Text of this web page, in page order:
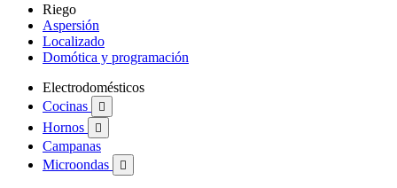
Riego
Aspersión
Localizado
Domótica y programación
Electrodomésticos
Cocinas

Hornos 
Campanas
Microondas
